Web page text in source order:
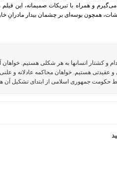
می‌گیرم و همراه با تبریکات صمیمانه، این
همچون بوسه‌ای بر چشمان بیدار مادرانِ
و کشتار انسانها به هر شکلی هستیم.
عقیدتی هستیم. خواهان محاکمه عادلانه و
حکومت جمهوری اسلامی از ابتدای تشکیل آن